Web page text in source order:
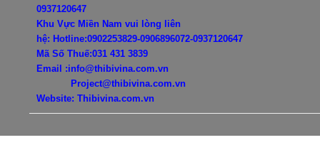
0937120647
Khu Vực Miền Nam vui lòng liên
hệ: Hotline:0902253829-0906896072-0937120647
Mã Số Thuế:031 431 3839
Email :info@thibivina.com.vn
Project@thibivina.com.vn
Website: Thibivina.com.vn